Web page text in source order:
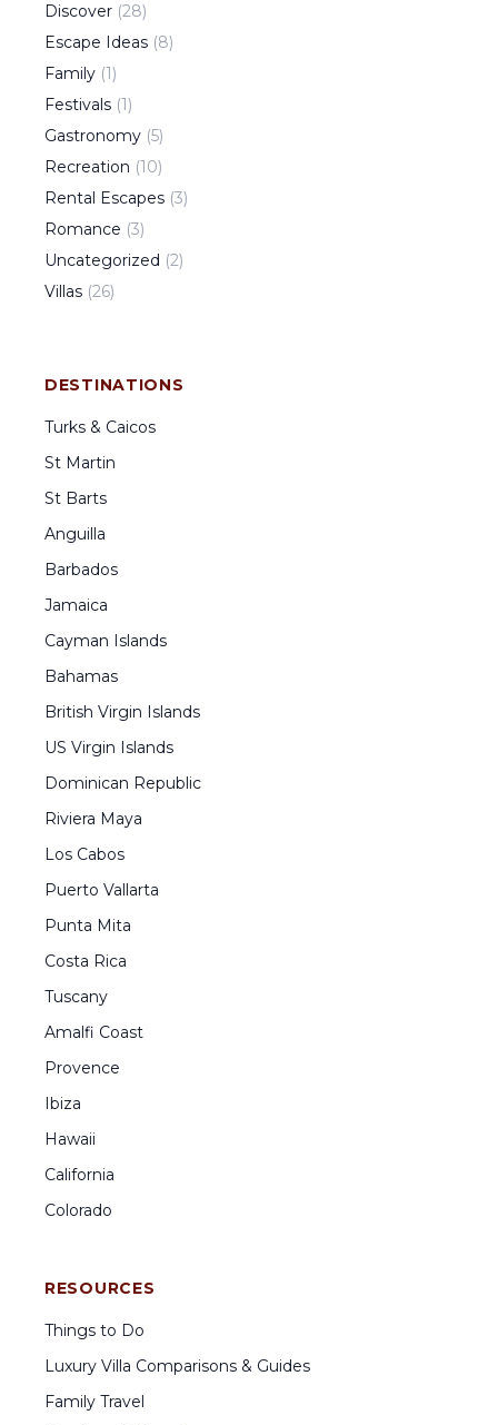
Discover (28)
Escape Ideas (8)
Family (1)
Festivals (1)
Gastronomy (5)
Recreation (10)
Rental Escapes (3)
Romance (3)
Uncategorized (2)
Villas (26)
DESTINATIONS
Turks & Caicos
St Martin
St Barts
Anguilla
Barbados
Jamaica
Cayman Islands
Bahamas
British Virgin Islands
US Virgin Islands
Dominican Republic
Riviera Maya
Los Cabos
Puerto Vallarta
Punta Mita
Costa Rica
Tuscany
Amalfi Coast
Provence
Ibiza
Hawaii
California
Colorado
RESOURCES
Things to Do
Luxury Villa Comparisons & Guides
Family Travel